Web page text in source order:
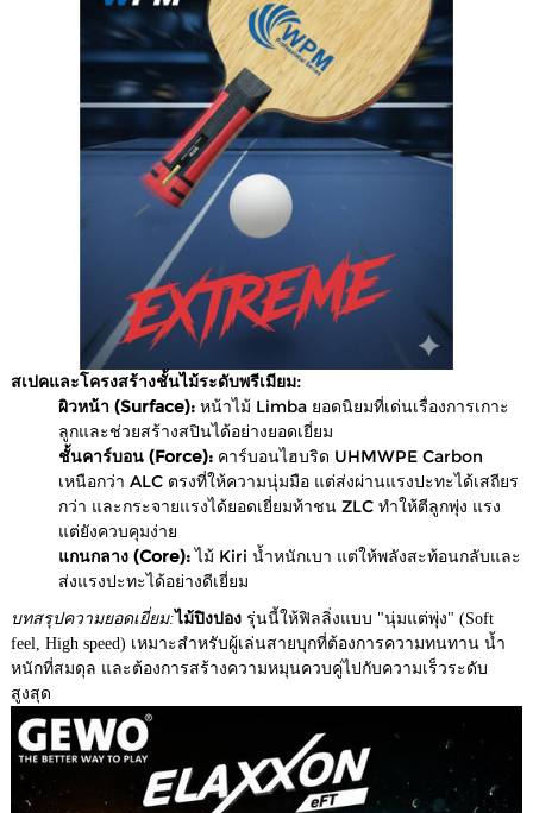
สเปคและโครงสร้างชั้นไม้ระดับพรีเมียม:
ผิวหน้า (Surface): หน้าไม้ Limba ยอดนิยมที่เด่นเรื่องการเกาะ
ลูกและช่วยสร้างสปินได้อย่างยอดเยี่ยม
ชั้นคาร์บอน (Force): คาร์บอนไฮบริด UHMWPE Carbon
เหนือกว่า ALC ตรงที่ให้ความนุ่มมือ แต่ส่งผ่านแรงปะทะได้เสถียร
กว่า และกระจายแรงได้ยอดเยี่ยมท้าชน ZLC ทำให้ตีลูกพุ่ง แรง
แต่ยังควบคุมง่าย
แกนกลาง (Core):ไม้ Kiri น้ำหนักเบา แต่ให้พลังสะท้อนกลับและ
ส่งแรงปะทะได้อย่างดีเยี่ยม
บทสรุปความยอดเยี่ยม:ไม้ปิงปอง รุ่นนี้ให้ฟิลลิ่งแบบ "นุ่มแต่พุ่ง" (Soft
feel, High speed) เหมาะสำหรับผู้เล่นสายบุกที่ต้องการความทนทาน น้ำ
หนักที่สมดุล และต้องการสร้างความหมุนควบคู่ไปกับความเร็วระดับ
สูงสุด